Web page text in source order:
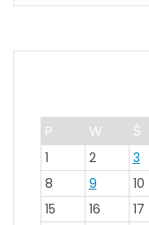
P W Ś
1 2 3
8
9 10
15
16 17